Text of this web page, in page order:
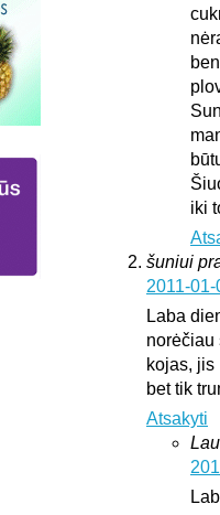
iki
šuniui
2011-
Laba
norėčiau
kojas,
bet tik
Atsakyti